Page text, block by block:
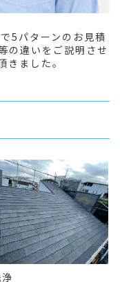
5パターンのお見積
の違いをご説明させ
ました。